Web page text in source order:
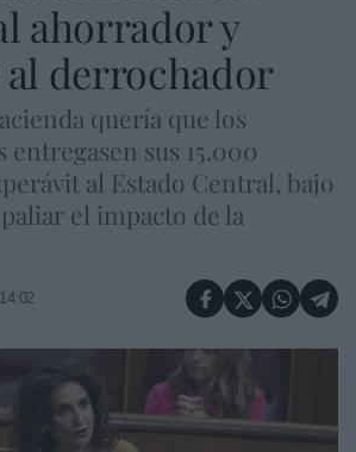
ahorrador y
derrochador
quería que los
sus 15.000
al Estado Central, bajo
el impacto de la